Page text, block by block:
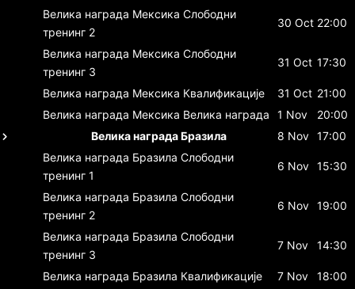
Велика награда Мексика Слободни
тренинг 2
30 Oct 22:00
Велика награда Мексика Слободни
тренинг 3
31 Oct 17:30
Велика награда Мексика Квалификације 31 Oct 21:00
Велика награда Мексика Велика награда 1 Nov
20:00
Велика награда Бразила
8 Nov 17:00
Велика награда Бразила Слободни
тренинг 1
6 Nov 15:30
Велика награда Бразила Слободни
тренинг 2
6 Nov 19:00
Велика награда Бразила Слободни
тренинг 3
7 Nov 14:30
Велика награда Бразила Квалификације 7 Nov
18:00